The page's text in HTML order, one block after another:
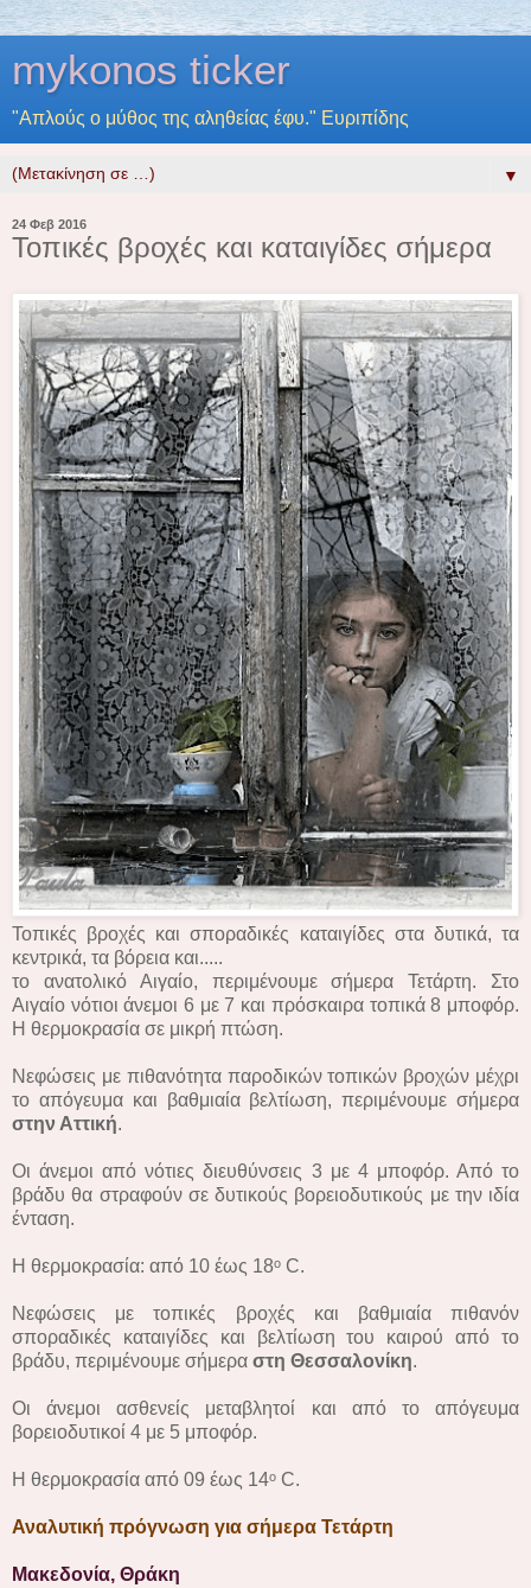
mykonos ticker
"Απλούς ο μύθος της αληθείας έφυ." Ευριπίδης
▼
24 Φεβ 2016
Τοπικές βροχές και καταιγίδες σήμερα
Τοπικές βροχές και σποραδικές καταιγίδες στα δυτικά, τα
κεντρικά, τα βόρεια και.....
το ανατολικό Αιγαίο, περιμένουμε σήμερα Τετάρτη. Στο
Αιγαίο νότιοι άνεμοι 6 με 7 και πρόσκαιρα τοπικά 8 μποφόρ.
Η θερμοκρασία σε μικρή πτώση.
Νεφώσεις με πιθανότητα παροδικών τοπικών βροχών μέχρι
το απόγευμα και βαθμιαία βελτίωση, περιμένουμε σήμερα
στην Αττική.
Οι άνεμοι από νότιες διευθύνσεις 3 με 4 μποφόρ. Από το
βράδυ θα στραφούν σε δυτικούς βορειοδυτικούς με την ιδία
ένταση.
Η θερμοκρασία: από 10 έως 18ᵒ C.
Νεφώσεις με τοπικές βροχές και βαθμιαία πιθανόν
σποραδικές καταιγίδες και βελτίωση του καιρού από το
βράδυ, περιμένουμε σήμερα στη Θεσσαλονίκη.
Οι άνεμοι ασθενείς μεταβλητοί και από το απόγευμα
βορειοδυτικοί 4 με 5 μποφόρ.
Η θερμοκρασία από 09 έως 14ᵒ C.
Αναλυτική πρόγνωση για σήμερα Τετάρτη
Μακεδονία, Θράκη